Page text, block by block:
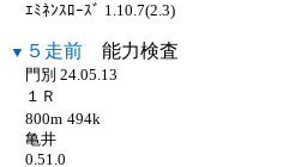
ｴﾐﾈﾝｽﾛｰｽﾞ 1.10.7(2.3)
▼ ５走前 能力検査
門別 24.05.13
１Ｒ
800m 494k
亀井
0.51.0